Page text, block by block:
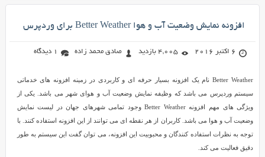
افزونه نمایش وضعیت آب و هوا Better Weather برای وردپرس
6 اکتبر 2016 4,005 بازدید صادق محمد زاده 1 دیدگاه
Better Weather نام یک افزونه بسیار حرفه ای و کاربردی در زمینه افزونه های خدماتی
سیستم وردپرس می باشد که وظیفه نمایش وضعیت آب و هوای شهر می باشد. یکی از
ویژگی های مهم افزونه Better Weather وجود تمامی شهرهای جهان در لیست نمایش
وضعیت آب و هوا می باشد. کاربران از هر نقطه ای می توانند از این افزونه استفاده کنند. با
توجه به نظرات استفاده کنندگان و محبوبیت این افزونه، می توان گفت این سیستم به طور
دقیق فعالیت می کند.